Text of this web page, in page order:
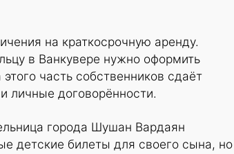
на краткосрочную аренду.
в Ванкувере нужно оформить
часть собственников сдаёт
личные договорённости.
города Шушан Вардаян
детские билеты для своего сына, но